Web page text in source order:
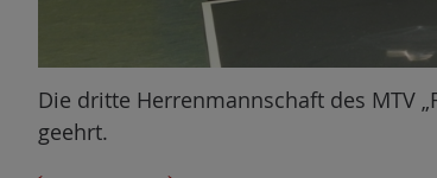
Die dritte Herrenmannschaft des MTV
geehrt.